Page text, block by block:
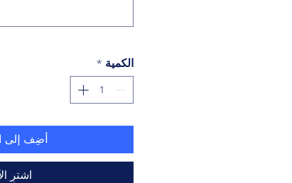
الكمية *
أضِف إلى
اشترِ